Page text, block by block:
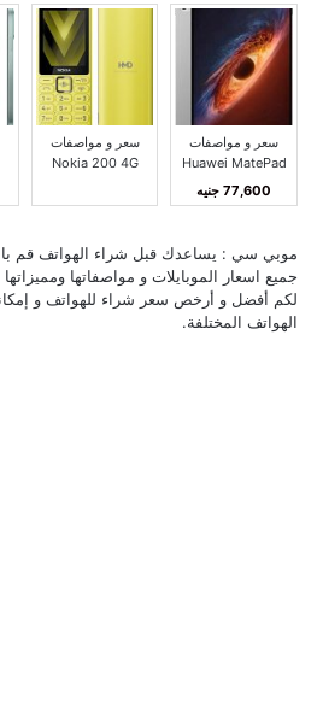
برو ماكس
سعر و مواصفات
Huawei MatePad
Pro Max مميزات و
عيوب هواوي
77,600 جنيه
سعر و مواصفات
Nokia 200 4G
نوكيا 200 4G
موبي سي : يساعدك قبل شراء الهواتف قم
جميع اسعار الموبايلات و مواصفاتها ومميزاتها
لكم أفضل و أرخص سعر شراء للهواتف و
الهواتف المختلفة.